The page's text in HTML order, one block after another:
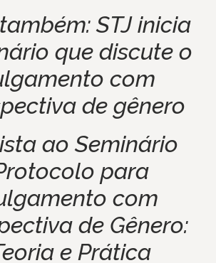
STJ inicia
que discute o
com
de gênero
ao Seminário
para
com
de Gênero:
e Prática